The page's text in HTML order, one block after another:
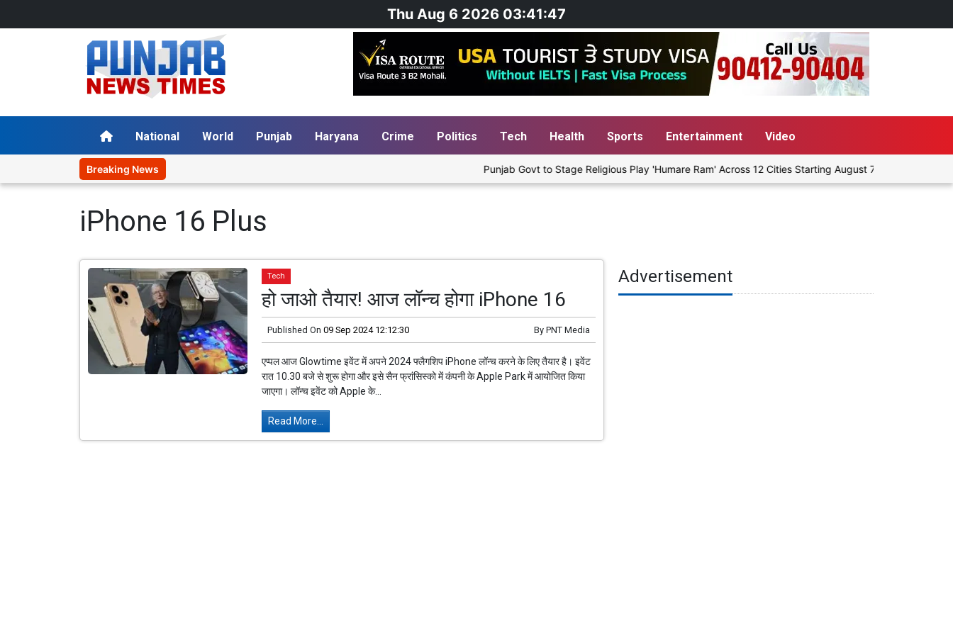
Thu Aug 6 2026 03:41:48
National World Punjab Haryana Crime Politics Tech Health Sports Entertainment Video
Breaking News Punjab Govt to Stage Religious Play 'Humare Ram' Across 12 Cities Starting August 7
iPhone 16 Plus
Tech
हो जाओ तैयार! आज लॉन्च होगा iPhone 16
Published On 09 Sep 2024 12:12:30 By PNT Media
एप्पल आज Glowtime इवेंट में अपने 2024 फ्लैगशिप iPhone लॉन्च करने के लिए तैयार है। इवेंट
रात 10.30 बजे से शुरू होगा और इसे सैन फ्रांसिस्को में कंपनी के Apple Park में आयोजित किया
जाएगा। लॉन्च इवेंट को Apple के...
Read More...
Advertisement